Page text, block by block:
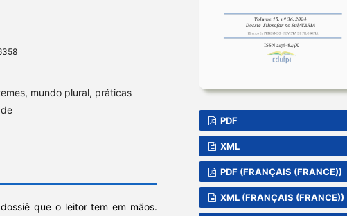
mundo plural, práticas
que o leitor tem em mãos.
PDF
XML
PDF (FRANÇAIS (FRANCE))
XML (FRANÇAIS (FRANCE))